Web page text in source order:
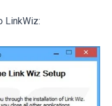
LinkWiz: